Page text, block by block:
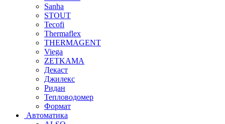
Sanha
STOUT
Tecofi
Thermaflex
THERMAGENT
Viega
ZETKAMA
Декаст
Джилекс
Ридан
Тепловодомер
Формат
Автоматика